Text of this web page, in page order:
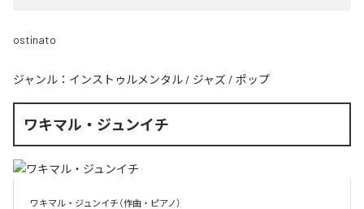
ostinato
ジャンル： インストゥルメンタル / ジャズ / ポップ
ワキマル・ジュンイチ
ワキマル・ジュンイチ（作曲・ピアノ）